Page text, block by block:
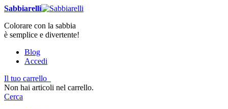
Sabbiarelli
Colorare con la sabbia
è semplice e divertente!
Blog
Accedi
Il tuo carrello
Non hai articoli nel carrello.
Cerca